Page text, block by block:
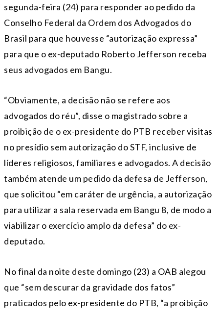
segunda-feira (24) para responder ao pedido da
Conselho Federal da Ordem dos Advogados do
Brasil para que houvesse “autorização expressa”
para que o ex-deputado Roberto Jefferson receba
seus advogados em Bangu.
“Obviamente, a decisão não se refere aos
advogados do réu”, disse o magistrado sobre a
proibição de o ex-presidente do PTB receber visitas
no presídio sem autorização do STF, inclusive de
líderes religiosos, familiares e advogados. A decisão
também atende um pedido da defesa de Jefferson,
que solicitou “em caráter de urgência, a autorização
para utilizar a sala reservada em Bangu 8, de modo a
viabilizar o exercício amplo da defesa” do ex-
deputado.
No final da noite deste domingo (23) a OAB alegou
que “sem descurar da gravidade dos fatos”
praticados pelo ex-presidente do PTB, “a proibição